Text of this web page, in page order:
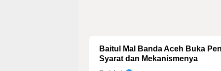
Baitul Mal Banda Aceh Buka
Syarat dan Mekanismenya